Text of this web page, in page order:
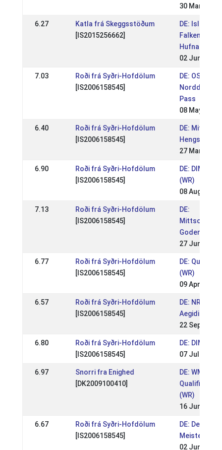
30 Mar 2025
6.27
Katla frá Skeggsstöðum
[IS2015256662]
DE:
Falkenegg,
Hufnagel
02 Jun 2024
7.03
Roði frá Syðri-Hofdölum
[IS2006158545]
DE: OSI
Norddt.
Pass
08 May 2022
6.40
Roði frá Syðri-Hofdölum
[IS2006158545]
DE:
27 Mar 2022
6.90
Roði frá Syðri-Hofdölum
[IS2006158545]
DE: DIM
(WR)
08 Aug 2021
7.13
Roði frá Syðri-Hofdölum
[IS2006158545]
DE:
Godemoor
27 Jun 2021
6.77
Roði frá Syðri-Hofdölum
[IS2006158545]
DE: Qualitag
(WR)
09 Apr 2021
6.57
Roði frá Syðri-Hofdölum
[IS2006158545]
DE: NRW-
22 Sep 2019
6.80
Roði frá Syðri-Hofdölum
[IS2006158545]
DE: DIM
07 Jul 2019
6.97
Snorri fra Enighed
[DK2009100410]
DE: WM-
(WR)
16 Jun 2019
6.67
Roði frá Syðri-Hofdölum
[IS2006158545]
DE:
02 Jun 2019